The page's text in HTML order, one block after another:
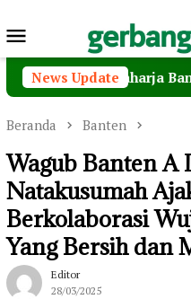
ke
Menu
Mobile
News Update
Raharja Banten
Beranda Banten
Wagub Banten A
Natakusumah
Berkolaborasi
Yang Bersih dan
Editor
28/03/2025